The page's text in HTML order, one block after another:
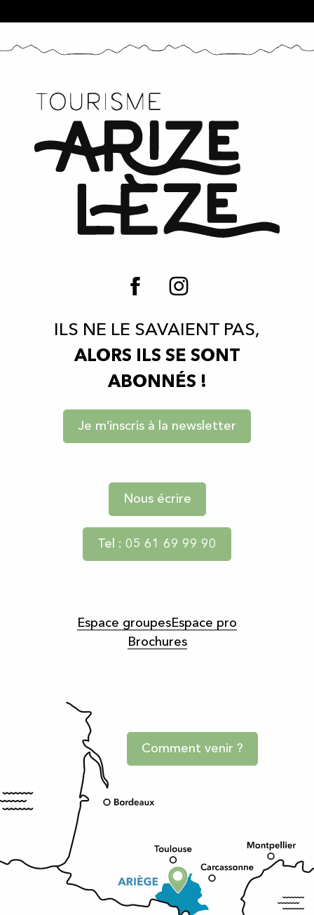
ILS NE LE SAVAIENT PAS,
ALORS ILS SE SONT
ABONNÉS !
Je m’inscris à la newsletter
Nous écrire
Tel : 05 61 69 99 90
Espace groupesEspace pro
Brochures
Comment venir ?